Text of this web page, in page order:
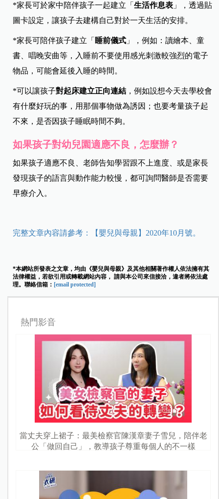
*家長可於家中陪伴孩子一起建立「生活作息表 」，透過貼
圖卡設定，讓孩子去建構自己對於一天生活的安排。
*家長可陪伴孩子建立「 睡前儀式 」，例如：讀繪本、童
書、唱晚安曲等，入睡前不要使用感光刺激較強烈的電子
物品，可能會延後入睡的時間。
*可以讓孩子對起床建立正向連結 ，例如設想今天去學校會
有什麼好玩的事，用那個事物做為誘因；也要考量孩子起
不來，是否因孩子睡眠時間不夠。
如果孩子對幼兒園適應不良，怎麼辦？
如果孩子適應不良、老師告知學習跟不上進度、或是家長
發現孩子的語言與動作能力較慢，都可詢問醫師是否需要
早療介入。
完整文章內容請參考：【嬰兒與母親】2020年10月號。
*本網站所發表之文章，均由《嬰兒與母親》及其他相關著作權人依法擁有其
法律權益，若欲引用或轉載網站內容， 請與本公司來信接洽，違者將依法處
理。聯絡信箱： [email protected]
熱門影音
當丈夫穿上裙子：最美檢察官陳漢章妻子雪兒，陪伴老
公「做回自己」，教導孩子尊重每個人的不一樣